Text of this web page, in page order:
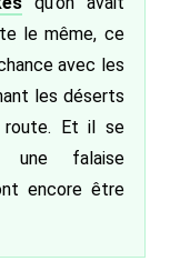
le même, ce
avec les
les déserts
route. Et il se
une falaise
encore être